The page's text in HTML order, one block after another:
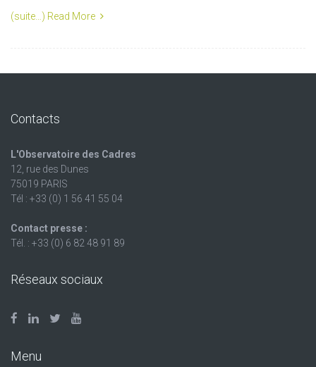
(suite…) Read More
Contacts
L'Observatoire des Cadres
12, rue des Dunes
75019 PARIS
Tél : +33 (0) 1 56 41 55 04
Contact presse :
Tél. : +33 (0) 6 82 48 91 89
Réseaux sociaux
Menu